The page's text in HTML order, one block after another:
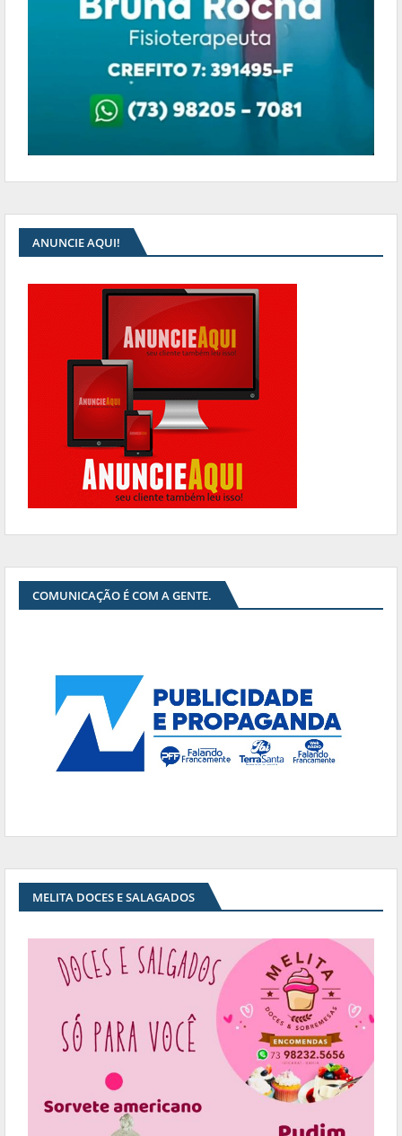
ANUNCIE AQUI!
COMUNICAÇÃO É COM A GENTE.
MELITA DOCES E SALAGADOS